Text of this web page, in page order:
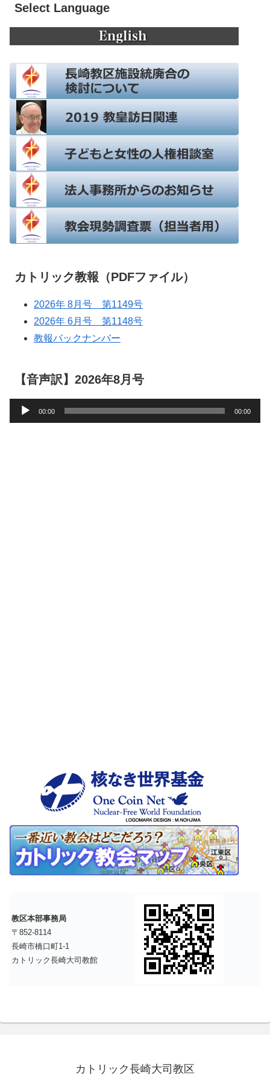
Select Language
カトリック教報（PDFファイル）
2026年 8月号 第1149号
2026年 6月号 第1148号
教報バックナンバー
【音声訳】2026年8月号
声
00:00 00:00
教区本部事務局
〒852-8114
長崎市橋口町1-1
カトリック長崎大司教館
カトリック長崎大司教区